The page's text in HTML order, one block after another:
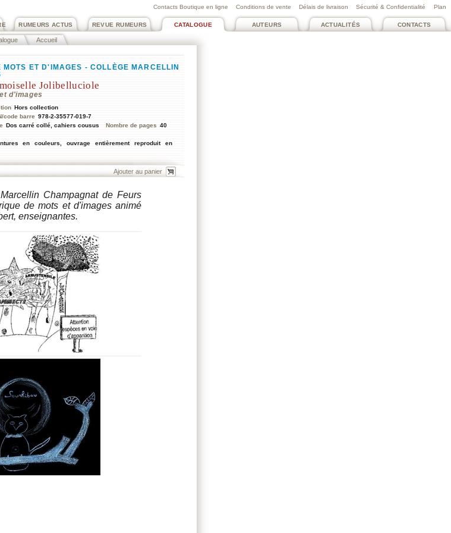
Plan
Contacts Boutique en ligne Conditions de vente Délais de livraison Sécurité & Confidentialité
CONTACTS
ACTUALITÉS
AUTEURS
CATALOGUE
REVUE RUMEURS
RUMEURS ACTUS
Accueil
ET D'IMAGES - COLLÈGE MARCELLIN
Jolibelluciole
d'images
Hors collection
code barre 978-2-35577-019-7
Dos carré collé, cahiers cousus Nombre de pages 40
en couleurs, ouvrage entièrement reproduit en
Champagnat de Feurs
de mots et d'images animé
enseignantes.